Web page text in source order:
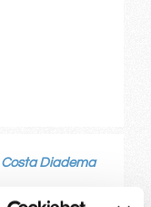
Costa Diadema